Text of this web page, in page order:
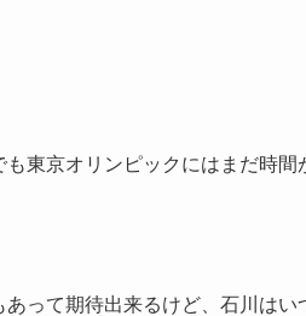
東京オリンピックにはまだ時間
って期待出来るけど、石川は